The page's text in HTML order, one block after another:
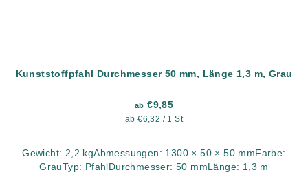
Kunststoffpfahl Durchmesser 50 mm, Länge 1,3 m, Grau
ab €9,85
Verkaufspreis:
ab €6,32 / 1 St
Gewicht: 2,2 kgAbmessungen: 1300 × 50 × 50 mmFarbe:
GrauTyp: PfahlDurchmesser: 50 mmLänge: 1,3 m